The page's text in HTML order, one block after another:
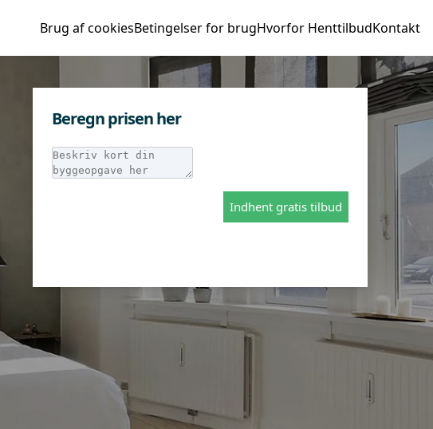
Brug af cookiesBetingelser for brugHvorfor HenttilbudKontakt
Beregn prisen her
Indhent gratis tilbud